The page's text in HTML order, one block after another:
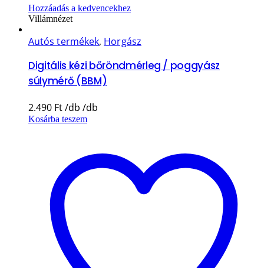
Hozzáadás a kedvencekhez
Villámnézet
Autós termékek, Horgász
Digitális kézi bőröndmérleg / poggyász
súlymérő (BBM)
2.490 Ft
Kosárba teszem